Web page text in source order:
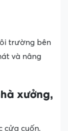
trường bên
và nâng
xưởng,
cửa cuốn,